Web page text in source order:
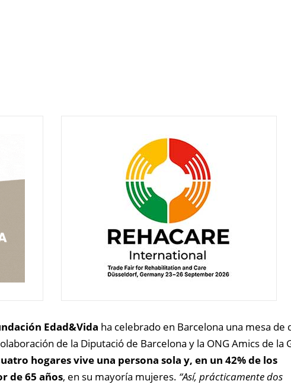
Edad&Vida ha celebrado en Barcelona una mesa de
de la Diputació de Barcelona y la ONG Amics de la
hogares vive una persona sola y, en un 42% de los
de 65 años, en su mayoría mujeres. “Así, prácticamente dos